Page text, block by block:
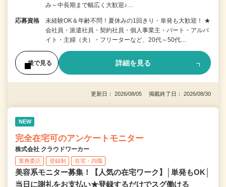
み～中長期まで幅広く大歓迎♪…
応募資格
未経験OK＆年齢不問！夏休みの1回きり・単発も大歓迎！ ★
会社員・派遣社員・契約社員・個人事業主・パート・アルバ
イト・主婦（夫）・フリーターなど、20代～50代…
後で見る 詳細を見る
更新日： 2026/08/05 掲載終了日： 2026/08/30
NEW
完全在宅可のアンケートモニター
株式会社 クラウドワーカー
業務委託 登録制 在宅・内職
美容系モニター募集！【人気の在宅ワーク】│単発もOK│
当日に謝礼をお支払い★登録するだけでスグ働ける